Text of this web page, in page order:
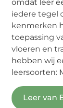
omdat leer
iedere tegel
kenmerken
toepassing
vloeren en
hebben wij
leersoorten:
Leer van